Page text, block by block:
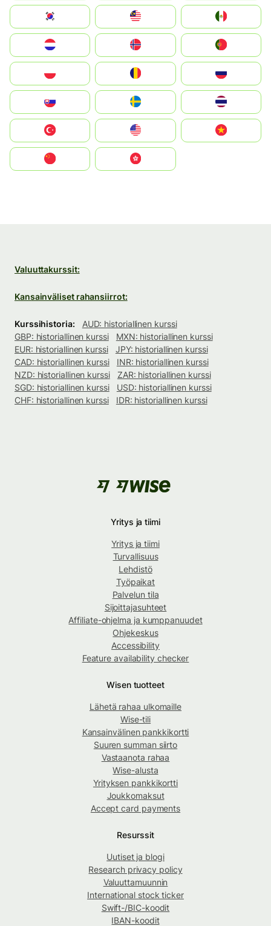
South Korea
United States
中國香港特別行政區
Valuuttakurssit:
Kansainväliset rahansiirrot:
Kurssihistoria:
AUD: historiallinen kurssi
GBP: historiallinen kurssi
MXN: historiallinen kurssi
EUR: historiallinen kurssi
JPY: historiallinen kurssi
CAD: historiallinen kurssi
INR: historiallinen kurssi
NZD: historiallinen kurssi
ZAR: historiallinen kurssi
SGD: historiallinen kurssi
USD: historiallinen kurssi
CHF: historiallinen kurssi
IDR: historiallinen kurssi
Yritys ja tiimi
Yritys ja tiimi
Turvallisuus
Lehdistö
Työpaikat
Palvelun tila
Sijoittajasuhteet
Affiliate-ohjelma ja kumppanuudet
Ohjekeskus
Accessibility
Feature availability checker
Wisen tuotteet
Lähetä rahaa ulkomaille
Wise-tili
Kansainvälinen pankkikortti
Suuren summan siirto
Vastaanota rahaa
Wise-alusta
Yrityksen pankkikortti
Joukkomaksut
Accept card payments
Resurssit
Uutiset ja blogi
Research privacy policy
Valuuttamuunnin
International stock ticker
Swift-/BIC-koodit
IBAN-koodit